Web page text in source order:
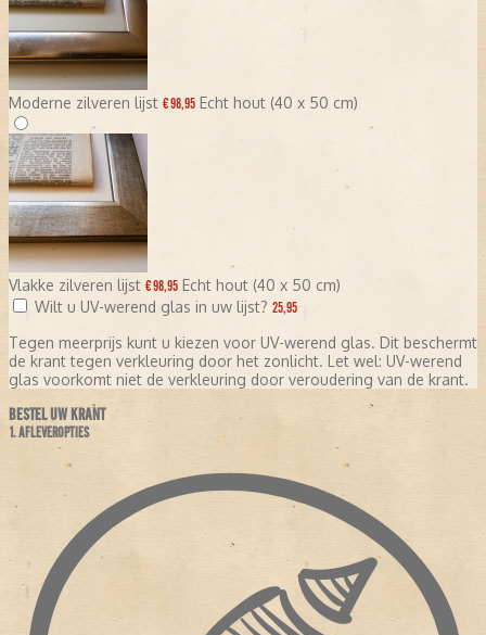
Moderne zilveren lijst € 98,95 Echt hout (40 x 50 cm)
Vlakke zilveren lijst € 98,95 Echt hout (40 x 50 cm)
Wilt u UV-werend glas in uw lijst? 25,95
Tegen meerprijs kunt u kiezen voor UV-werend glas. Dit beschermt
de krant tegen verkleuring door het zonlicht. Let wel: UV-werend
glas voorkomt niet de verkleuring door veroudering van de krant.
BESTEL UW KRANT
1. AFLEVEROPTIES